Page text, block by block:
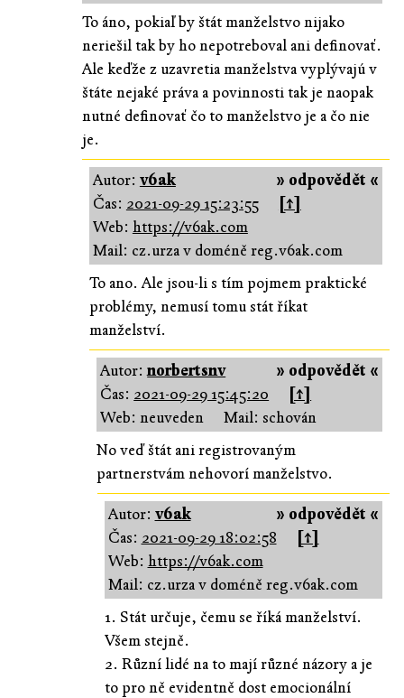
To áno, pokiaľ by štát manželstvo nijako
neriešil tak by ho nepotreboval ani definovať.
Ale keďže z uzavretia manželstva vyplývajú v
štáte nejaké práva a povinnosti tak je naopak
nutné definovať čo to manželstvo je a čo nie
je.
» odpovědět «
Autor: v6ak
Čas: 2021-09-29 15:23:55
[↑]
Web: https://v6ak.com
Mail: cz.urza v doméně reg.v6ak.com
To ano. Ale jsou-li s tím pojmem praktické
problémy, nemusí tomu stát říkat
manželství.
» odpovědět «
Autor:norbertsnv
Čas: 2021-09-29 15:45:20
[↑]
Web: neuveden
Mail: schován
No veď štát ani registrovaným
partnerstvám nehovorí manželstvo.
» odpovědět «
Autor: v6ak
Čas: 2021-09-29 18:02:58
[↑]
Web: https://v6ak.com
Mail: cz.urza v doméně reg.v6ak.com
1. Stát určuje, čemu se říká manželství.
Všem stejně.
2. Různí lidé na to mají různé názory a je
to pro ně evidentně dost emocionální